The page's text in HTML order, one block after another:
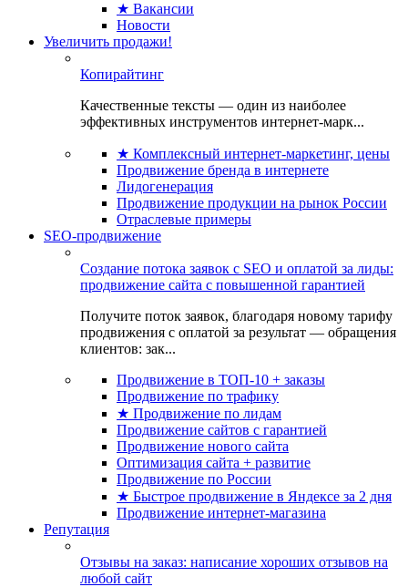
★ Вакансии
Новости
Увеличить продажи!
Копирайтинг
Качественные тексты — один из наиболее
эффективных инструментов интернет-марк...
★ Комплексный интернет-маркетинг, цены
Продвижение бренда в интернете
Лидогенерация
Продвижение продукции на рынок России
Отраслевые примеры
SEO-продвижение
Создание потока заявок с SEO и оплатой за лиды:
продвижение сайта с повышенной гарантией
Получите поток заявок, благодаря новому тарифу
продвижения с оплатой за результат — обращения
клиентов: зак...
Продвижение в ТОП-10 + заказы
Продвижение по трафику
★ Продвижение по лидам
Продвижение сайтов с гарантией
Продвижение нового сайта
Оптимизация сайта + развитие
Продвижение по России
★ Быстрое продвижение в Яндексе за 2 дня
Продвижение интернет-магазина
Репутация
Отзывы на заказ: написание хороших отзывов на
любой сайт